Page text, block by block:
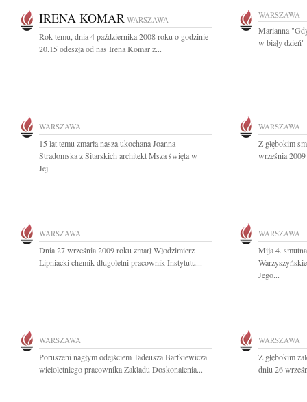
IRENA KOMAR WARSZAWA
Rok temu, dnia 4 października 2008 roku o godzinie
20.15 odeszła od nas Irena Komar z...
WARSZAWA
Marianna
w biały
WARSZAWA
15 lat temu zmarła nasza ukochana Joanna
Stradomska z Sitarskich architekt Msza święta w
Jej...
WARSZAWA
Z głębokim
września
WARSZAWA
Dnia 27 września 2009 roku zmarł Włodzimierz
Lipniacki chemik długoletni pracownik Instytutu...
WARSZAWA
Mija 4.
Jego...
WARSZAWA
Poruszeni nagłym odejściem Tadeusza Bartkiewicza
wieloletniego pracownika Zakładu Doskonalenia...
WARSZAWA
Z głębokim
dniu 26